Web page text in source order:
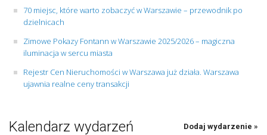
70 miejsc, które warto zobaczyć w Warszawie – przewodnik po
dzielnicach
Zimowe Pokazy Fontann w Warszawie 2025/2026 – magiczna
iluminacja w sercu miasta
Rejestr Cen Nieruchomości w Warszawa już działa. Warszawa
ujawnia realne ceny transakcji
Kalendarz wydarzeń Dodaj wydarzenie »